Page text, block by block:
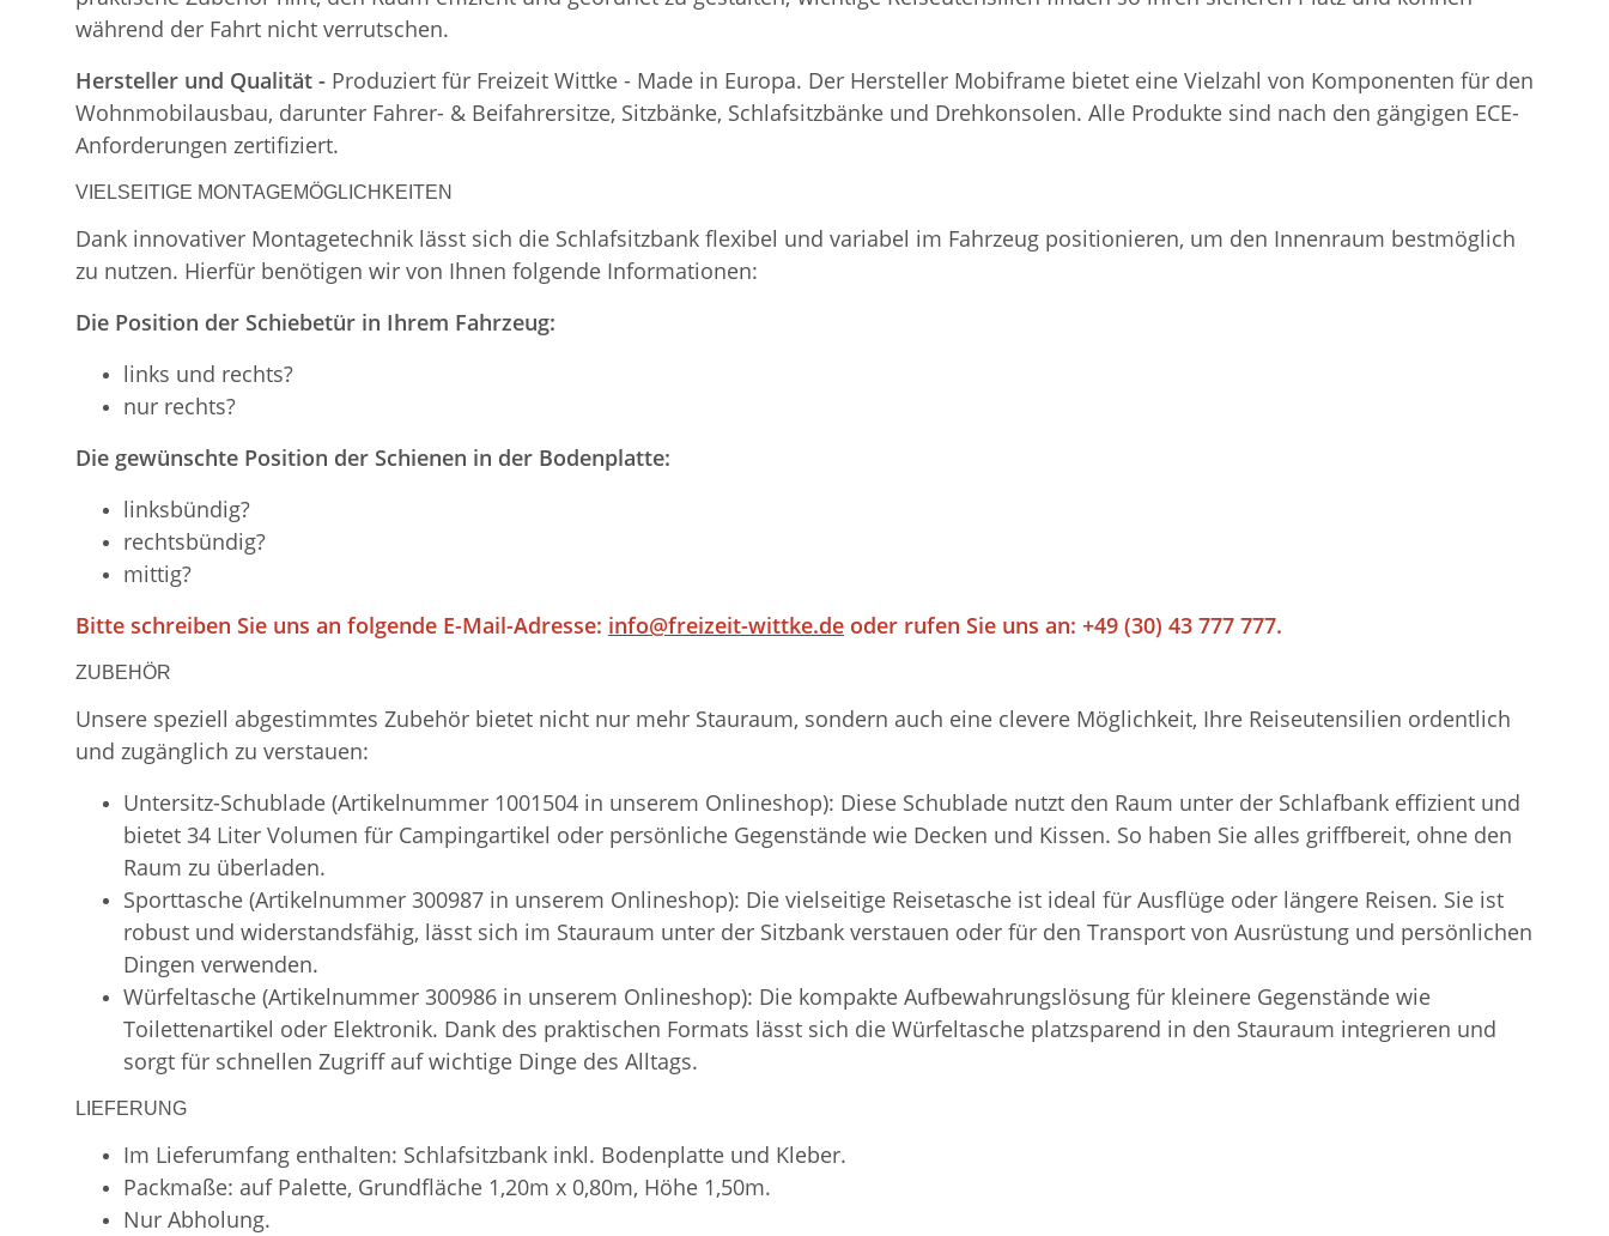
während der Fahrt nicht verrutschen.
Hersteller und Qualität - Produziert für Freizeit Wittke - Made in Europa. Der Hersteller Mobiframe bietet eine Vielzahl von Komponenten für den
Wohnmobilausbau, darunter Fahrer- & Beifahrersitze, Sitzbänke, Schlafsitzbänke und Drehkonsolen. Alle Produkte sind nach den gängigen ECE-
Anforderungen zertifiziert.
VIELSEITIGE MONTAGEMÖGLICHKEITEN
Dank innovativer Montagetechnik lässt sich die Schlafsitzbank flexibel und variabel im Fahrzeug positionieren, um den Innenraum bestmöglich
zu nutzen. Hierfür benötigen wir von Ihnen folgende Informationen:
Die Position der Schiebetür in Ihrem Fahrzeug:
links und rechts?
nur rechts?
Die gewünschte Position der Schienen in der Bodenplatte:
linksbündig?
rechtsbündig?
mittig?
Bitte schreiben Sie uns an folgende E-Mail-Adresse: info@freizeit-wittke.de oder rufen Sie uns an: +49 (30) 43 777 777.
ZUBEHÖR
Unsere speziell abgestimmtes Zubehör bietet nicht nur mehr Stauraum, sondern auch eine clevere Möglichkeit, Ihre Reiseutensilien ordentlich
und zugänglich zu verstauen:
Untersitz-Schublade (Artikelnummer 1001504 in unserem Onlineshop): Diese Schublade nutzt den Raum unter der Schlafbank effizient und
bietet 34 Liter Volumen für Campingartikel oder persönliche Gegenstände wie Decken und Kissen. So haben Sie alles griffbereit, ohne den
Raum zu überladen.
Sporttasche (Artikelnummer 300987 in unserem Onlineshop): Die vielseitige Reisetasche ist ideal für Ausflüge oder längere Reisen. Sie ist
robust und widerstandsfähig, lässt sich im Stauraum unter der Sitzbank verstauen oder für den Transport von Ausrüstung und persönlichen
Dingen verwenden.
Würfeltasche (Artikelnummer 300986 in unserem Onlineshop): Die kompakte Aufbewahrungslösung für kleinere Gegenstände wie
Toilettenartikel oder Elektronik. Dank des praktischen Formats lässt sich die Würfeltasche platzsparend in den Stauraum integrieren und
sorgt für schnellen Zugriff auf wichtige Dinge des Alltags.
LIEFERUNG
Im Lieferumfang enthalten: Schlafsitzbank inkl. Bodenplatte und Kleber.
Packmaße: auf Palette, Grundfläche 1,20m x 0,80m, Höhe 1,50m.
Nur Abholung.